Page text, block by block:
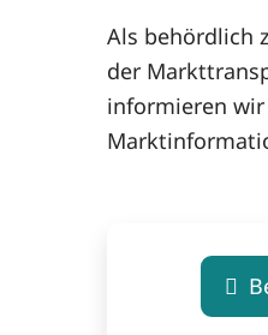
Als behördlich
der
informieren